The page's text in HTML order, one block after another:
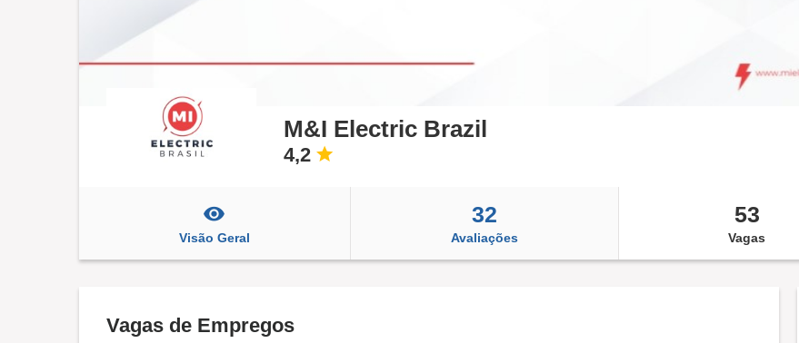
M&I Electric Brazil
4,2
Visão Geral
32
Avaliações
53
Vagas
Vagas de Empregos